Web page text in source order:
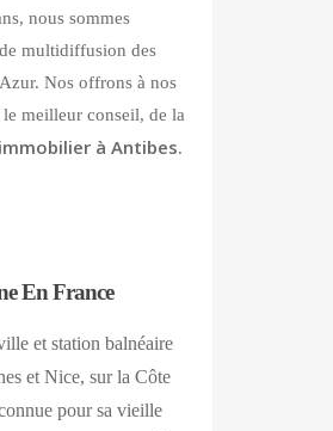
nous sommes
multidiffusion des
Nos offrons à nos
meilleur conseil, de la
à Antibes.
En France
et station balnéaire
et Nice, sur la Côte
pour sa vieille